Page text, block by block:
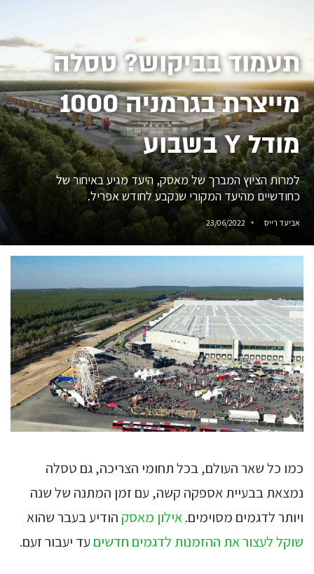
תעמוד בביקוש? טסלה
מייצרת בגרמניה 1000
מודל Y בשבוע
למרות הציוץ המברך של מאסק, היעד מגיע באיחור של
כחודשיים מהיעד המקורי שנקבע לחודש אפריל.
אביעד רייס 23/06/2022
כמו כל שאר העולם, בכל תחומי הצריכה, גם טסלה
נמצאת בבעיית אספקה קשה, עם זמן המתנה של שנה
ויותר לדגמים מסוימים.אילון מאסק הודיע בעבר שהוא
שוקל לעצור את ההזמנות לדגמים חדשים עד יעבור זעם.